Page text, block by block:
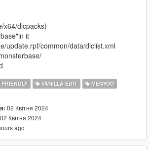
x64/dlcpacks)
it
update.rpf/common/data/dlclist.xml
VANILLA EDIT MENYOO
02 Квітня 2024
02 Квітня 2024
ago